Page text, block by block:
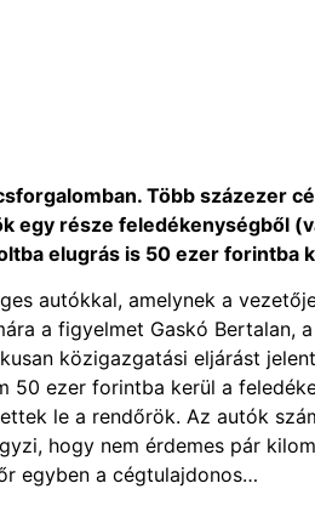
Több százezer
egy része feledékenységből
elugrás is 50 ezer forintba
autókkal, amelynek a
a figyelmet Gaskó Bertalan,
közigazgatási eljárást
50 ezer forintba kerül a
le a rendőrök. Az autók
hogy nem érdemes pár
egyben a cégtulajdonos…